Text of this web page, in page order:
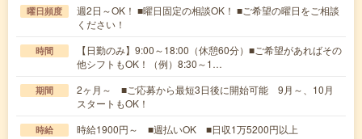
曜日頻度
週2日～OK！ ■曜日固定の相談OK！ ■ご希望の曜日をご相談
ください！
時間
【日勤のみ】9:00～18:00（休憩60分）■ご希望があればその
他シフトもOK！（例）8:30～1…
期間
2ヶ月～ ■ご応募から最短3日後に開始可能 9月～、10月
スタートもOK！
時給 時給1900円～ ■週払いOK ■日収1万5200円以上